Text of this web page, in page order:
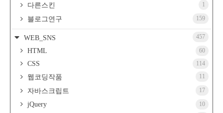
다른스킨 1
블로그연구 159
WEB_SNS 457
HTML 60
CSS 114
웹코딩작품 11
자바스크립트 17
jQuery 10